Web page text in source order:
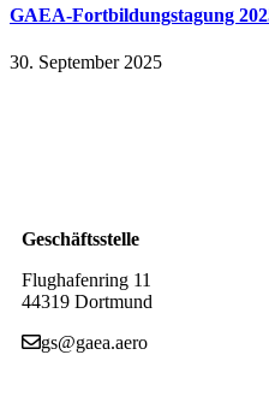
GAEA-Fortbildungstagung
30. September 2025
Geschäftsstelle
Flughafenring 11
44319 Dortmund
gs@gaea.aero